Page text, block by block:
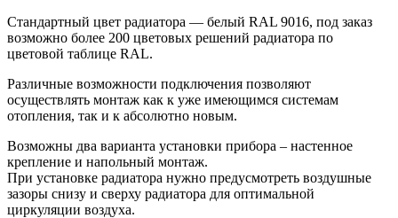
Стандартный цвет радиатора — белый RAL 9016, под заказ
возможно более 200 цветовых решений радиатора по
цветовой таблице RAL.
Различные возможности подключения позволяют
осуществлять монтаж как к уже имеющимся системам
отопления, так и к абсолютно новым.
Возможны два варианта установки прибора – настенное
крепление и напольный монтаж.
При установке радиатора нужно предусмотреть воздушные
зазоры снизу и сверху радиатора для оптимальной
циркуляции воздуха.